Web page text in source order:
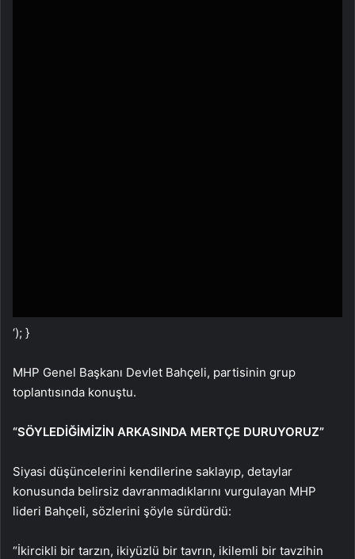
‘); }
MHP Genel Başkanı Devlet Bahçeli, partisinin grup
toplantısında konuştu.
“SÖYLEDİĞİMİZİN ARKASINDA MERTÇE DURUYORUZ”
Siyasi düşüncelerini kendilerine saklayıp, detaylar
konusunda belirsiz davranmadıklarını vurgulayan MHP
lideri Bahçeli, sözlerini şöyle sürdürdü:
“İkircikli bir tarzın, ikiyüzlü bir tavrın, ikilemli bir tavzihin